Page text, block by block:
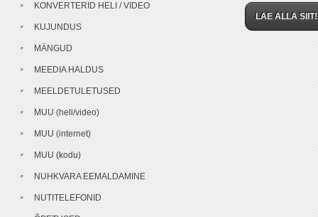
LAE ALLA SIIT!
KONVERTERID HELI / VIDEO
KUJUNDUS
MÄNGUD
MEEDIA HALDUS
MEELDETULETUSED
MUU (heli/video)
MUU (internet)
MUU (kodu)
NUHKVARA EEMALDAMINE
NUTITELEFONID